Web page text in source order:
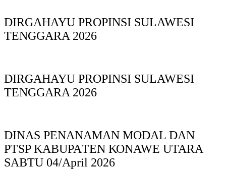
DIRGAHAYU PROPINSI SULAWESI
TENGGARA 2026
DIRGAHAYU PROPINSI SULAWESI
TENGGARA 2026
DINAS PΕΝΑΝΑΜAN MODAL DAN
PTSP KABUPAΤΕΝ ΚΟNAWE UTARA
SABTU 04/April 2026